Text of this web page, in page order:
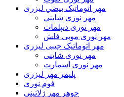
مهر اتوماتیک بيضي لیزری
مهر نوری شايني
مهر نوری دیپلمات
مهر نوری موبی فلش
مهر اتوماتیک جیبی لیزری
مهر نوری شاینی
مهر نوری اسمارت
پلیمر مهر لیزری
فوم نوری
جوهر مهر ژلاتینی